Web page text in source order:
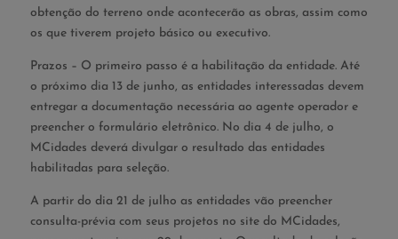
obtenção do terreno onde acontecerão as obras, assim como
os que tiverem projeto básico ou executivo.
Prazos – O primeiro passo é a habilitação da entidade. Até
o próximo dia 13 de junho, as entidades interessadas devem
entregar a documentação necessária ao agente operador e
preencher o formulário eletrônico. No dia 4 de julho, o
MCidades deverá divulgar o resultado das entidades
habilitadas para seleção.
A partir do dia 21 de julho as entidades vão preencher
consulta-prévia com seus projetos no site do MCidades,